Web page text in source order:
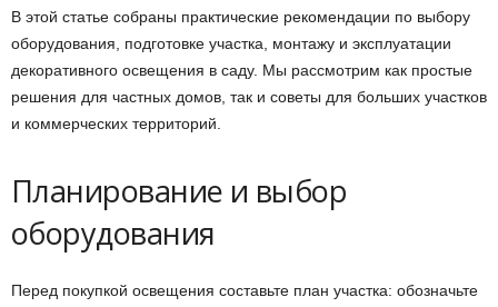
В этой статье собраны практические рекомендации по выбору
оборудования, подготовке участка, монтажу и эксплуатации
декоративного освещения в саду. Мы рассмотрим как простые
решения для частных домов, так и советы для больших участков
и коммерческих территорий.
Планирование и выбор
оборудования
Перед покупкой освещения составьте план участка: обозначьте